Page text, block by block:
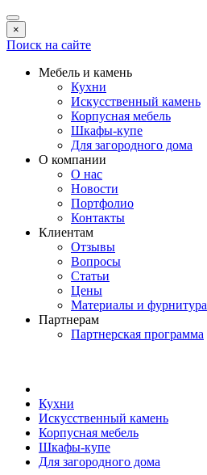
×
Поиск на сайте
Мебель и камень
Кухни
Искусственный камень
Корпусная мебель
Шкафы-купе
Для загородного дома
О компании
О нас
Новости
Портфолио
Контакты
Клиентам
Отзывы
Вопросы
Статьи
Цены
Материалы и фурнитура
Партнерам
Партнерская программа
Кухни
Искусственный камень
Корпусная мебель
Шкафы-купе
Для загородного дома